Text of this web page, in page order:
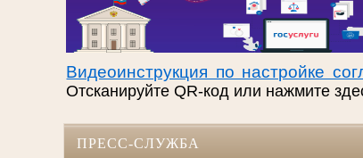
Видеоинструкция по настройке
Отсканируйте QR-код или нажмите
ПРЕСС-СЛУЖБА